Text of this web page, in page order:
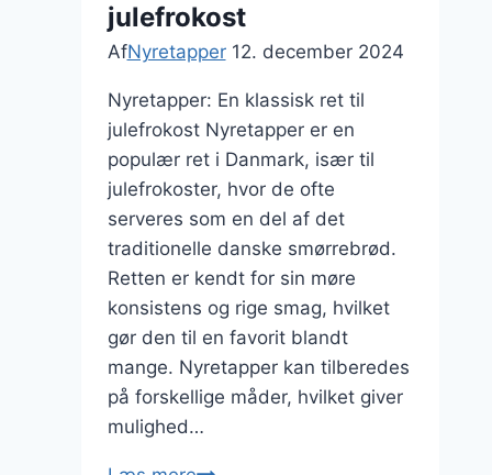
julefrokost
AfNyretapper 12. december 2024
Nyretapper: En klassisk ret til
julefrokost Nyretapper er en
populær ret i Danmark, især til
julefrokoster, hvor de ofte
serveres som en del af det
traditionelle danske smørrebrød.
Retten er kendt for sin møre
konsistens og rige smag, hvilket
gør den til en favorit blandt
mange. Nyretapper kan tilberedes
på forskellige måder, hvilket giver
mulighed…